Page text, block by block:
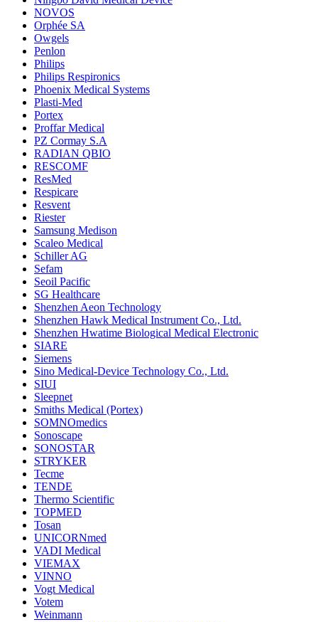
NOVOS
Orphée SA
Owgels
Penlon
Philips
Philips Respironics
Phoenix Medical Systems
Plasti-Med
Portex
Proffar Medical
PZ Cormay S.A
RADIAN QBIO
RESCOMF
ResMed
Respicare
Resvent
Riester
Samsung Medison
Scaleo Medical
Schiller AG
Sefam
Seoil Pacific
SG Healthcare
Shenzhen Aeon Technology
Shenzhen Hawk Medical Instrument Co., Ltd.
Shenzhen Hwatime Biological Medical Electronic
SIARE
Siemens
Sino Medical-Device Technology Co., Ltd.
SIUI
Sleepnet
Smiths Medical (Portex)
SOMNOmedics
Sonoscape
SONOSTAR
STRYKER
Tecme
TENDE
Thermo Scientific
TOPMED
Tosan
UNICORNmed
VADI Medical
VIEMAX
VINNO
Vogt Medical
Votem
Weinmann